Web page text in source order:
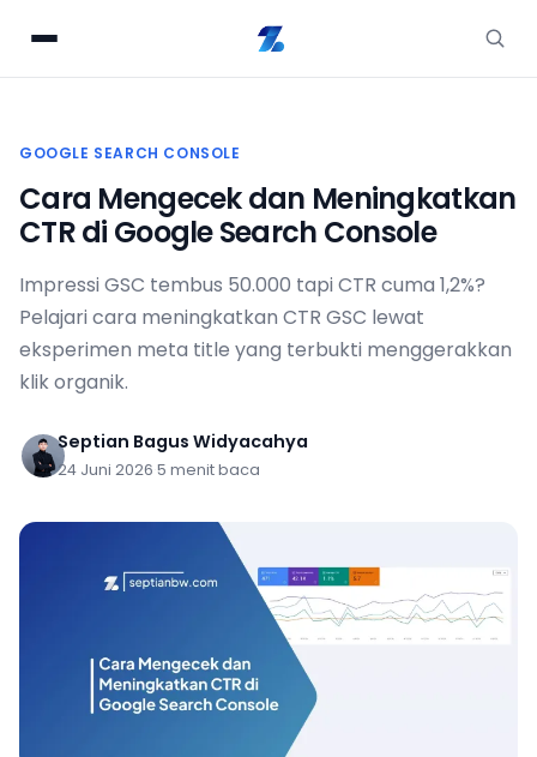
GOOGLE SEARCH CONSOLE
Cara Mengecek dan Meningkatkan
CTR di Google Search Console
Impressi GSC tembus 50.000 tapi CTR cuma 1,2%?
Pelajari cara meningkatkan CTR GSC lewat
eksperimen meta title yang terbukti menggerakkan
klik organik.
Septian Bagus Widyacahya
24 Juni 2026 5 menit baca